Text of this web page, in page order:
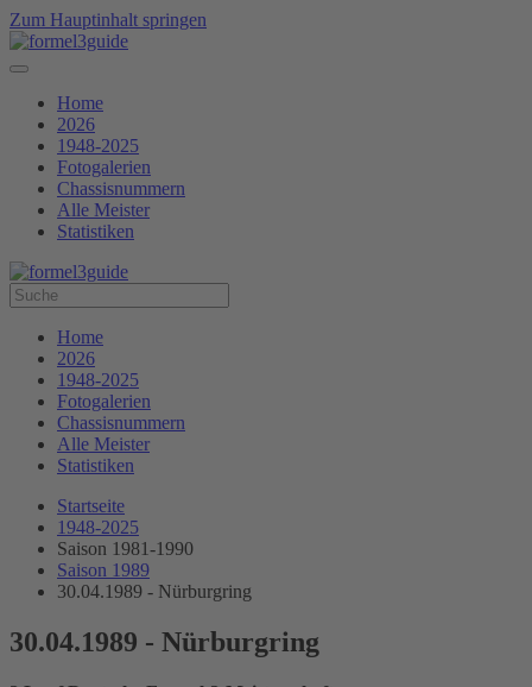
Zum Hauptinhalt springen
Home
2026
1948-2025
Fotogalerien
Chassisnummern
Alle Meister
Statistiken
Home
2026
1948-2025
Fotogalerien
Chassisnummern
Alle Meister
Statistiken
Startseite
1948-2025
Saison 1981-1990
Saison 1989
30.04.1989 - Nürburgring
30.04.1989 - Nürburgring